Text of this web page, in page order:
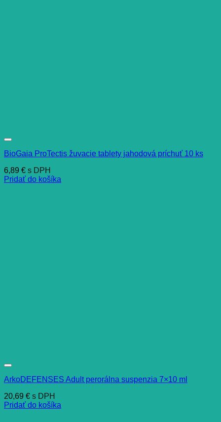
BioGaia ProTectis žuvacie tablety jahodová príchuť 10 ks
6,89 € s DPH
Pridať do košíka
ArkoDEFENSES Adult perorálna suspenzia 7×10 ml
20,69 € s DPH
Pridať do košíka